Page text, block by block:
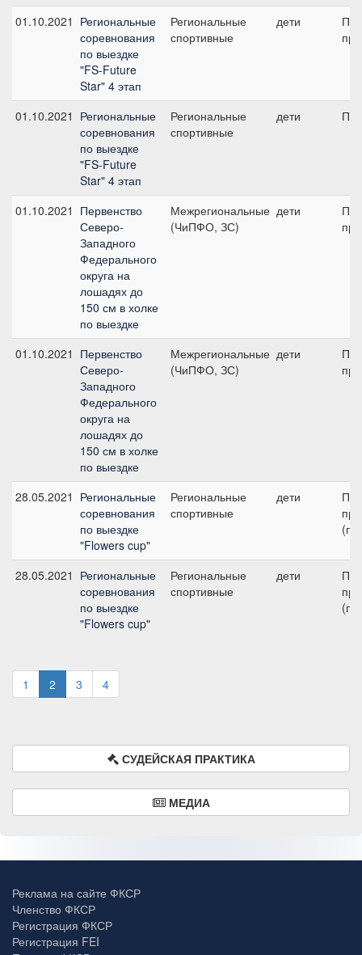
01.10.2021 Региональные
соревнования
по выездке
"FS-Future
Star" 4 этап
Региональные
спортивные
дети
01.10.2021 Региональные
соревнования
по выездке
"FS-Future
Star" 4 этап
Региональные
спортивные
дети ПП
01.10.2021 Первенство
Северо-
Западного
Федерального
округа на
лошадях до
150 см в холке
по выездке
Межрегиональные
(ЧиПФО, ЗС)
дети
01.10.2021 Первенство
Северо-
Западного
Федерального
округа на
лошадях до
150 см в холке
по выездке
Межрегиональные
(ЧиПФО, ЗС)
дети
28.05.2021 Региональные
соревнования
по выездке
"Flowers cup"
Региональные
спортивные
дети
28.05.2021 Региональные
соревнования
по выездке
"Flowers cup"
Региональные
спортивные
дети
1 2 3 4
СУДЕЙСКАЯ ПРАКТИКА
МЕДИА
Реклама на сайте ФКСР
Членство ФКСР
Регистрация ФКСР
Регистрация FEI